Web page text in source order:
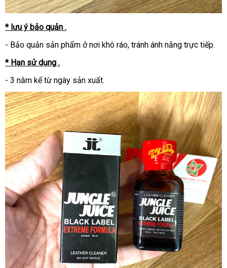
* lưu ý bảo quản .
- Bảo quản sản phẩm ở nơi khô ráo, tránh ánh nắng trực tiếp.
* Hạn sử dụng .
- 3 năm kể từ ngày sản xuất.